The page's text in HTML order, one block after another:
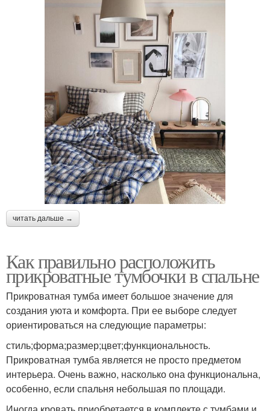
читать дальше →
Как правильно расположить
прикроватные тумбочки в спальне
Прикроватная тумба имеет большое значение для
создания уюта и комфорта. При ее выборе следует
ориентироваться на следующие параметры:
стиль;форма;размер;цвет;функциональность.
Прикроватная тумба является не просто предметом
интерьера. Очень важно, насколько она функциональна,
особенно, если спальня небольшая по площади.